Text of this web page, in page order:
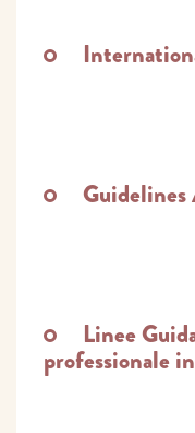
Linee
professionale